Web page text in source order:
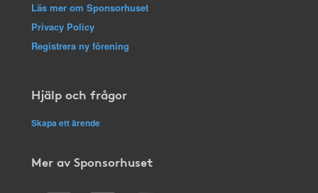
Läs mer om Sponsorhuset
Privacy Policy
Registrera ny förening
Hjälp och frågor
Skapa ett ärende
Mer av Sponsorhuset